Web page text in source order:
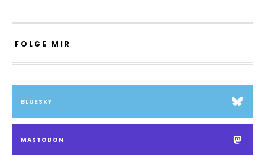
FOLGE MIR
BLUESKY
MASTODON